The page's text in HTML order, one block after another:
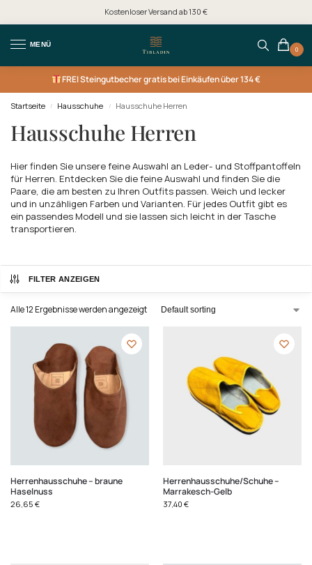
Kostenloser Versand ab 130 €
MENÜ
0
FREISteingutbecher gratis bei Einkäufen über 134 €
Startseite / Hausschuhe / Hausschuhe Herren
Hausschuhe Herren
Hier finden Sie unsere feine Auswahl an Leder- und Stoffpantoffeln
für Herren. Entdecken Sie die feine Auswahl und finden Sie die
Paare, die am besten zu Ihren Outfits passen. Weich und lecker
und in unzähligen Farben und Varianten. Für jedes Outfit gibt es
ein passendes Modell und sie lassen sich leicht in der Tasche
transportieren.
FILTER ANZEIGEN
Alle 12 Ergebnisse werden angezeigt
Herrenhausschuhe – braune
Haselnuss
26,65 €
Herrenhausschuhe/Schuhe –
Marrakesch-Gelb
37,40 €